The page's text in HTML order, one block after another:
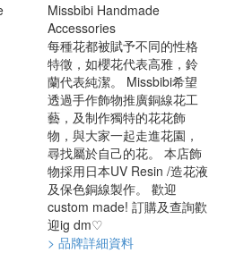
Missbibi Handmade
Accessories
每種花都被賦予不同的性格
特徵，如櫻花代表高雅，鈴
蘭代表純潔。 Missbibi希望
透過手作飾物推廣銅線花工
藝，及制作獨特的花花飾
物，與大家一起走進花園，
尋找屬於自己的花。 本店飾
物採用日本UV Resin /造花液
及保色銅線製作。 歡迎
custom made! 訂購及查詢歡
迎ig dm♡
> 品牌詳細資料